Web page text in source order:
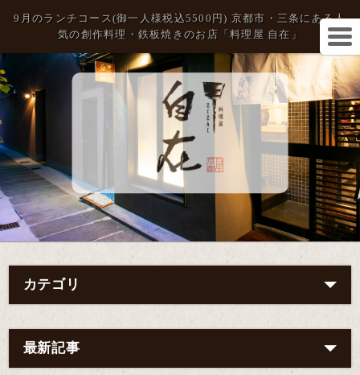
9月のランチコース(御一人様税込5500円) 京都市・三条にある人
気の創作料理・鉄板焼きのお店「料理屋 自在」
カテゴリ
最新記事